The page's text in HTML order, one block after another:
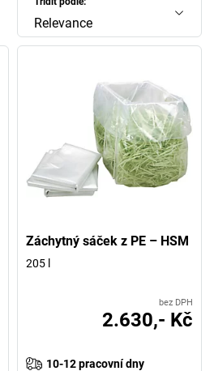
Relevance
Záchytný sáček z PE – HSM
205 l
bez DPH
2.630,- Kč
10-12 pracovní dny